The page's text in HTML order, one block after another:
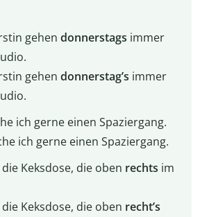
gehen donnerstags immer
gehen donnerstag’s immer
ich gerne einen Spaziergang.
ich gerne einen Spaziergang.
Keksdose, die oben rechts im
Keksdose, die oben recht’s